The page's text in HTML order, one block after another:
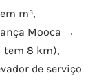
m³,
Mooca →
tem 8 km),
de serviço